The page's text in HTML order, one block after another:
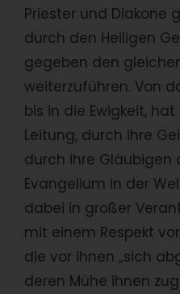
Priester und Diakone
durch den Heiligen
gegeben den
weiterzuführen. Von
bis in die Ewigkeit,
Leitung, durch ihre
durch ihre Gläubigen
Evangelium in der
dabei in großer
mit einem Respekt
die vor ihnen „sich
deren Mühe ihnen